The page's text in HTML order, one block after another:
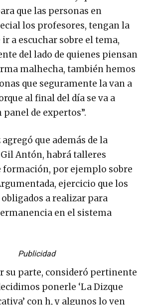
que las personas en
los profesores, tengan la
a escuchar sobre el tema,
del lado de quienes piensan
malhecha, también hemos
que seguramente la van a
al final del día se va a
de expertos”.
que además de la
Antón, habrá talleres
formación, por ejemplo sobre
ejercicio que los
a realizar para
en el sistema
Publicidad
su parte, consideró pertinente
ponerle ‘La Dizque
con h, y algunos lo ven